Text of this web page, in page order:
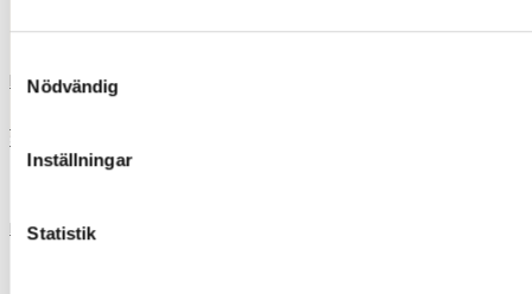
Nödvändig
Inställningar
Statistik
skrivare
Load More
Reparationer